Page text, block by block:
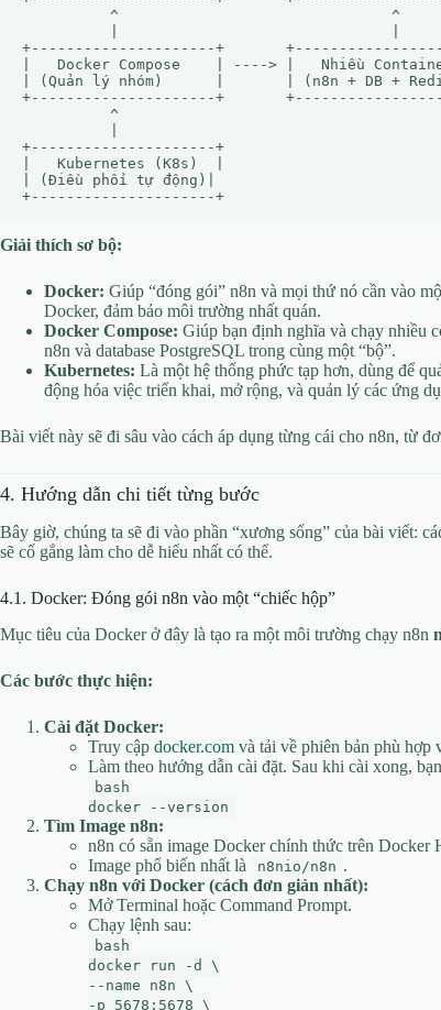
          ^                               ^
+---------------------+
|   Docker Compose    | ----> |   Nhiều
| (Quản lý nhóm)      |       | (n8n + DB +
+---------------------+
          ^
+---------------------+
|   Kubernetes (K8s)  |
| (Điều phối tự động)|
Giải thích sơ bộ:
Docker: Giúp “đóng gói” n8n và mọi thứ nó cần vào
Docker, đảm bảo môi trường nhất quán.
Docker Compose: Giúp bạn định nghĩa và chạy nhiều
n8n và database PostgreSQL trong cùng một “bộ”.
Kubernetes: Là một hệ thống phức tạp hơn, dùng để
động hóa việc triển khai, mở rộng, và quản lý các ứng
Bài viết này sẽ đi sâu vào cách áp dụng từng cái cho n8n, từ
4. Hướng dẫn chi tiết từng bước
Bây giờ, chúng ta sẽ đi vào phần “xương sống” của bài viết:
sẽ cố gắng làm cho dễ hiểu nhất có thể.
4.1. Docker: Đóng gói n8n vào một “chiếc hộp”
Mục tiêu của Docker ở đây là tạo ra một môi trường chạy n8n
Các bước thực hiện:
Cài đặt Docker:
Truy cập docker.com và tải về phiên bản phù hợp
Làm theo hướng dẫn cài đặt. Sau khi cài xong,
bash
docker --version
Tìm Image n8n:
n8n có sẵn image Docker chính thức trên
Image phổ biến nhất là
n8nio/n8n .
Chạy n8n với Docker (cách đơn giản nhất):
Mở Terminal hoặc Command Prompt.
Chạy lệnh sau:
bash
docker run -d \
--name n8n \
-p 5678:5678 \